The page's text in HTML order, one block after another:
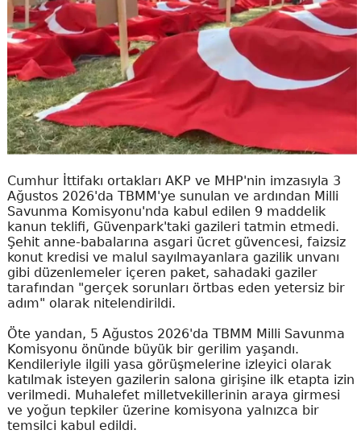
Cumhur İttifakı ortakları AKP ve MHP'nin imzasıyla 3
Ağustos 2026'da TBMM'ye sunulan ve ardından Milli
Savunma Komisyonu'nda kabul edilen 9 maddelik
kanun teklifi, Güvenpark'taki gazileri tatmin etmedi.
Şehit anne-babalarına asgari ücret güvencesi, faizsiz
konut kredisi ve malul sayılmayanlara gazilik unvanı
gibi düzenlemeler içeren paket, sahadaki gaziler
tarafından "gerçek sorunları örtbas eden yetersiz bir
adım" olarak nitelendirildi.
Öte yandan, 5 Ağustos 2026'da TBMM Milli Savunma
Komisyonu önünde büyük bir gerilim yaşandı.
Kendileriyle ilgili yasa görüşmelerine izleyici olarak
katılmak isteyen gazilerin salona girişine ilk etapta izin
verilmedi. Muhalefet milletvekillerinin araya girmesi
ve yoğun tepkiler üzerine komisyona yalnızca bir
temsilci kabul edildi.